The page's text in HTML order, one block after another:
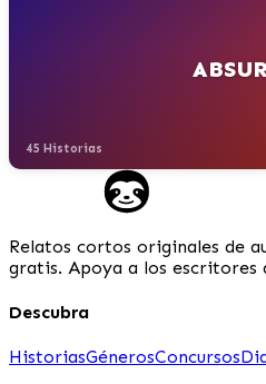
45 Historias
Relatos cortos originales de
gratis. Apoya a los escritores
Descubra
HistoriasGénerosConcursos